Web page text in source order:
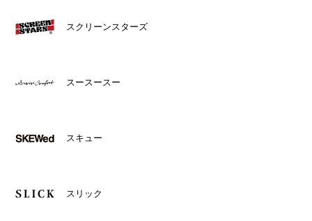
スクリーンスターズ
スースースー
スキュー
スリック